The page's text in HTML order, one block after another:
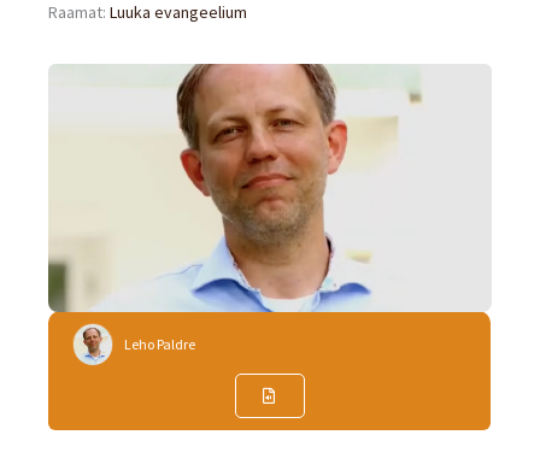
Raamat:Luuka evangeelium
Leho Paldre